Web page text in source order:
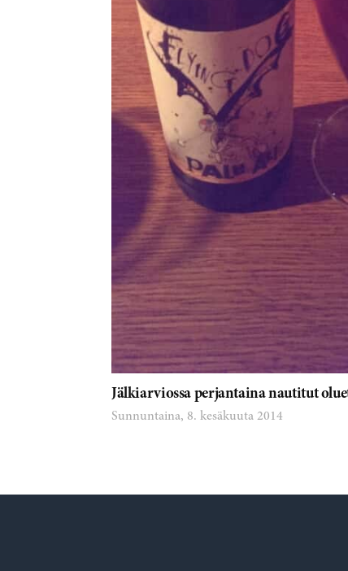
Jälkiarviossa perjantaina nautitut
Sunnuntaina, 8. kesäkuuta 2014